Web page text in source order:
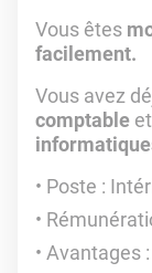
Vous êtes
facilement.
Vous avez
comptable
Poste :
Avantages